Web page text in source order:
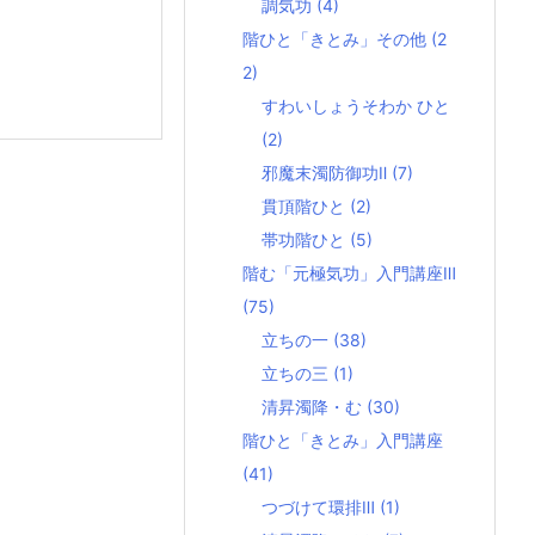
調気功 (4)
階ひと「きとみ」その他 (2
2)
すわいしょうそわか ひと
(2)
邪魔末濁防御功Ⅱ (7)
貫頂階ひと (2)
帯功階ひと (5)
階む「元極気功」入門講座Ⅲ
(75)
立ちの一 (38)
立ちの三 (1)
清昇濁降・む (30)
階ひと「きとみ」入門講座
(41)
つづけて環排Ⅲ (1)